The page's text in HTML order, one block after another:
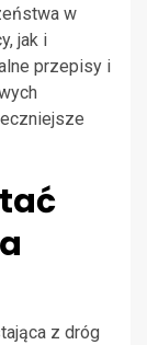
w
jak i
przepisy i
z dróg